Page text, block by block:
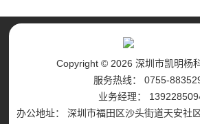
Copyright © 2026 深圳市凯明杨
服务热线： 0755-
业务经理：
办公地址： 深圳市福田区沙头街道天安社